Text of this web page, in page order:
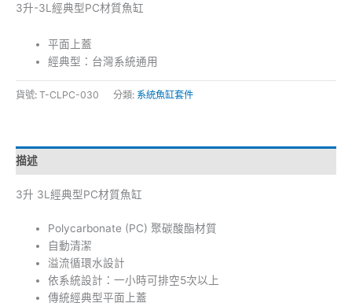
3升-3L經典型PC材質魚缸
平面上蓋
經典型：台灣系統通用
貨號: T-CLPC-030 分類: 系統魚缸套件
描述
3升 3L經典型PC材質魚缸
Polycarbonate (PC)聚碳酸酯材質
自動清潔
溢流循環水設計
依系統設計：一小時可排空5次以上
傳統經典型平面上蓋